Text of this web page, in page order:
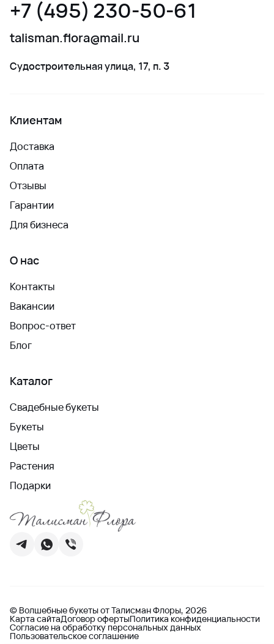
+7 (495) 230-50-61
talisman.flora@mail.ru
Судостроительная улица, 17, п. 3
Клиентам
Доставка
Оплата
Отзывы
Гарантии
Для бизнеса
О нас
Контакты
Вакансии
Вопрос-ответ
Блог
Каталог
Свадебные букеты
Букеты
Цветы
Растения
Подарки
© Волшебные букеты от Талисман Флоры, 2026
Карта сайтаДоговор офертыПолитика конфиденциальности
Согласие на обработку персональных данных
Пользовательское соглашение